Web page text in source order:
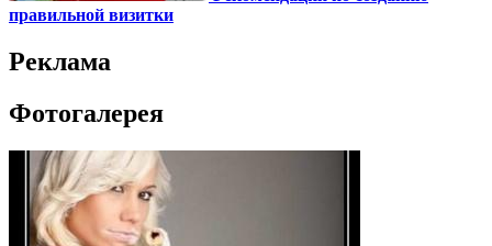
правильной визитки
Реклама
Фотогалерея